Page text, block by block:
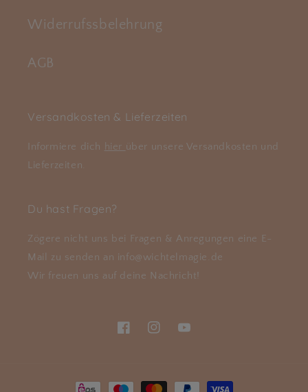
Widerrufssbelehrung
AGB
Versandkosten & Lieferzeiten
Informiere dich hier über unsere Versandkosten und
Lieferzeiten.
Du hast Fragen?
Zögere nicht uns bei Fragen & Anregungen eine E-
Mail zu senden an info@wichtelmagie.de
Wir freuen uns auf deine Nachricht!
Facebook
Zahlungsmethoden